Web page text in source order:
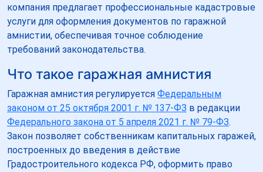
компания предлагает профессиональные кадастровые
услуги для оформления документов по гаражной
амнистии, обеспечивая точное соблюдение
требований законодательства.
Что такое гаражная амнистия
Гаражная амнистия регулируется Федеральным
законом от 25 октября 2001 г. № 137-ФЗ в редакции
Федерального закона от 5 апреля 2021 г. № 79-ФЗ.
Закон позволяет собственникам капитальных гаражей,
построенных до введения в действие
Градостроительного кодекса РФ, оформить право